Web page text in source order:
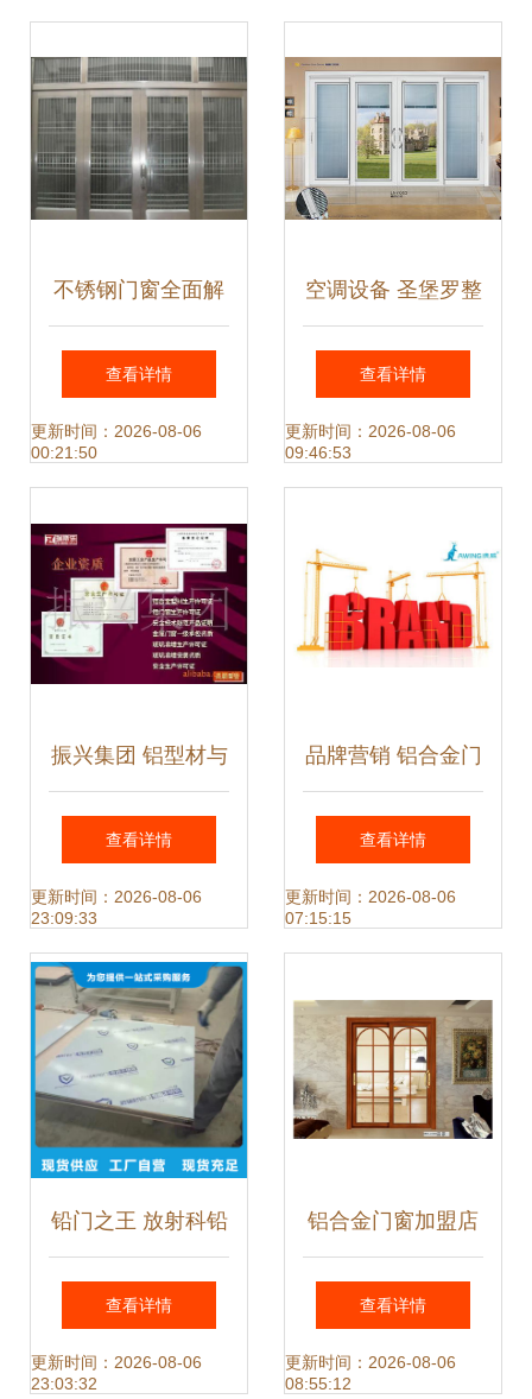
务 就位
不锈钢门窗全面解
析 性能评估与保养
指南
查看详情
更新时间：2026-08-06
00:21:50
空调设备 圣堡罗整
体门窗如何打造环
保理想环境？
查看详情
更新时间：2026-08-06
09:46:53
振兴集团 铝型材与
铝电机壳的卓越之
选，匠心铸就金属
门窗新高度
查看详情
更新时间：2026-08-06
23:09:33
品牌营销 铝合金门
窗加盟厂家盈利的
加速器
查看详情
更新时间：2026-08-06
07:15:15
铅门之王 放射科铅
门源头工厂直供，
量大价优的硬核品
查看详情
更新时间：2026-08-06
23:03:32
铝合金门窗加盟店
装修攻略 如何通过
设计吸引客户
查看详情
更新时间：2026-08-06
08:55:12